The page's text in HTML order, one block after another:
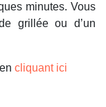
minutes. Vous
grillée ou d’un
cliquant ici